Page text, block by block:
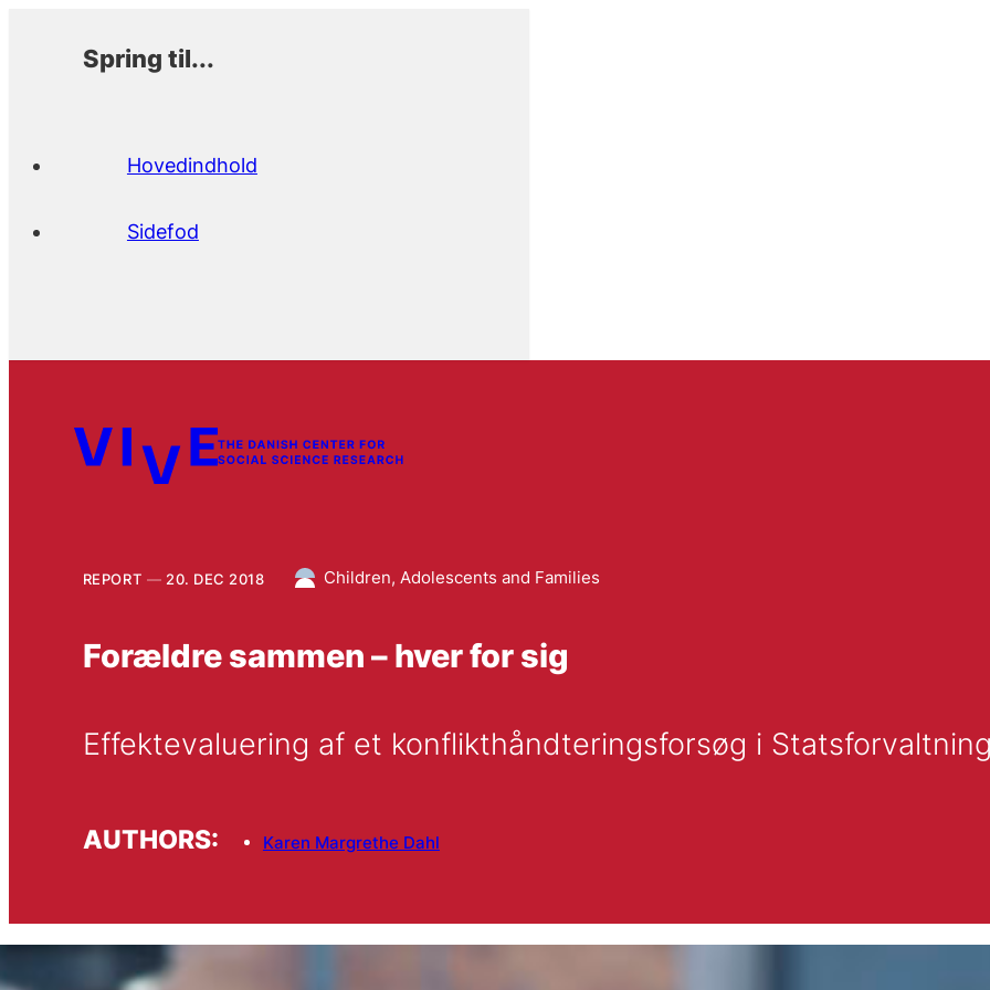
Spring til...
Hovedindhold
Sidefod
REPORT 20. DEC 2018 Children, Adolescents and Families
Forældre sammen – hver for sig
Effektevaluering af et konflikthåndteringsforsøg i
AUTHORS: Karen Margrethe Dahl